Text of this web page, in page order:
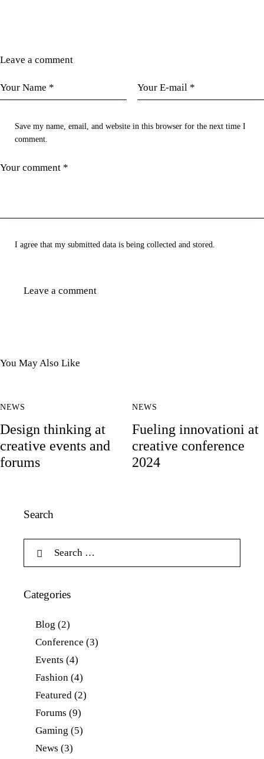
Leave a comment
Save my name, email, and website in this browser for the next time I
comment.
I agree that my submitted data is being collected and stored.
You May Also Like
NEWS
Design thinking at
creative events and
forums
NEWS
Fueling innovationі at
creative conference
2024
Search
Categories
Blog (2)
Conference (3)
Events (4)
Fashion (4)
Featured (2)
Forums (9)
Gaming (5)
News (3)